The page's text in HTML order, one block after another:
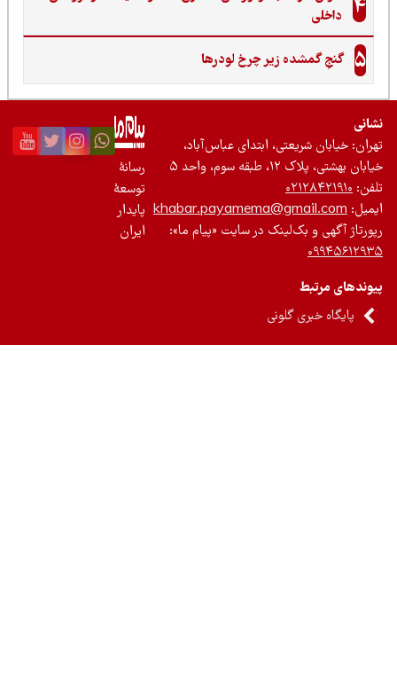
زیر چرخ لودرها
ابتدای عباس‌آباد،
۵
در سایت «پیام ما»:
گلونی
رسانۀ
پایدار
ایران